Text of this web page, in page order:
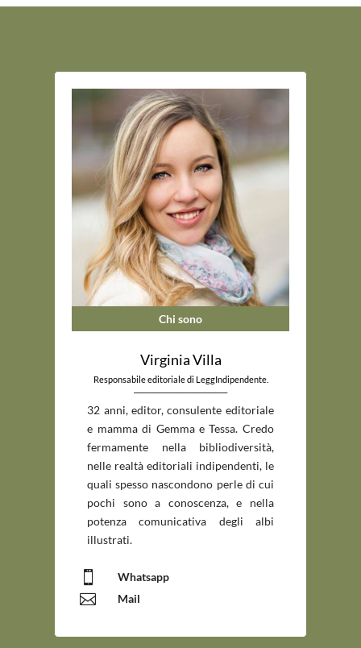
Chi sono
Virginia Villa
Responsabile editoriale di LeggIndipendente.
32 anni, editor, consulente editoriale
e mamma di Gemma e Tessa. Credo
fermamente nella bibliodiversità,
nelle realtà editoriali indipendenti, le
quali spesso nascondono perle di cui
pochi sono a conoscenza, e nella
potenza comunicativa degli albi
illustrati.
 Whatsapp
 Mail